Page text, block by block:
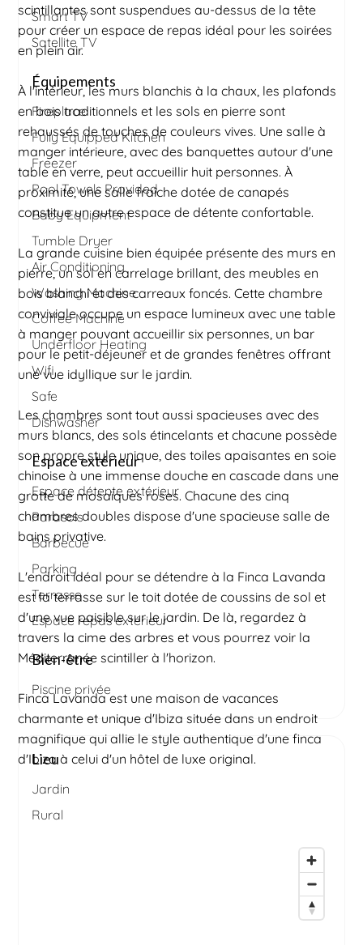
scintillantes sont suspendues au-dessus de la tête
pour créer un espace de repas idéal pour les soirées
en plein air.
À l'intérieur, les murs blanchis à la chaux, les plafonds
en bois traditionnels et les sols en pierre sont
rehaussés de touches de couleurs vives. Une salle à
manger intérieure, avec des banquettes autour d'une
table en verre, peut accueillir huit personnes. À
proximité, une salle fraîche dotée de canapés
constitue un autre espace de détente confortable.
La grande cuisine bien équipée présente des murs en
pierre, un sol en carrelage brillant, des meubles en
bois blanchi et des carreaux foncés. Cette chambre
conviviale occupe un espace lumineux avec une table
à manger pouvant accueillir six personnes, un bar
pour le petit-déjeuner et de grandes fenêtres offrant
une vue idyllique sur le jardin.
Les chambres sont tout aussi spacieuses avec des
murs blancs, des sols étincelants et chacune possède
son propre style unique, des toiles apaisantes en soie
chinoise à une immense douche en cascade dans une
grotte de mosaïques roses. Chacune des cinq
chambres doubles dispose d'une spacieuse salle de
bains privative.
L'endroit idéal pour se détendre à la Finca Lavanda
est la terrasse sur le toit dotée de coussins de sol et
d'une vue paisible sur le jardin. De là, regardez à
travers la cime des arbres et vous pourrez voir la
Méditerranée scintiller à l'horizon.
Finca Lavanda est une maison de vacances
charmante et unique d'Ibiza située dans un endroit
magnifique qui allie le style authentique d'une finca
d'Ibiza à celui d'un hôtel de luxe original.
Smart TV
Satellite TV
Équipements
Fireplace
Fully Equipped Kitchen
Freezer
Pool Towels Provided
Baby Equipment
Tumble Dryer
Air Conditioning
Washing Machine
Coffee Machine
Underfloor Heating
Wifi
Safe
Dishwasher
Espace extérieur
Espace détente extérieur
Parasols
Barbecue
Parking
Terrasse
Espace repas extérieur
Bien-être
Piscine privée
Lieu
Jardin
Rural